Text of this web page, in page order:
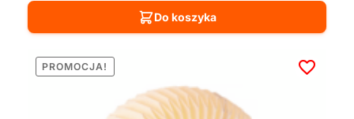
Do koszyka
PROMOCJA!